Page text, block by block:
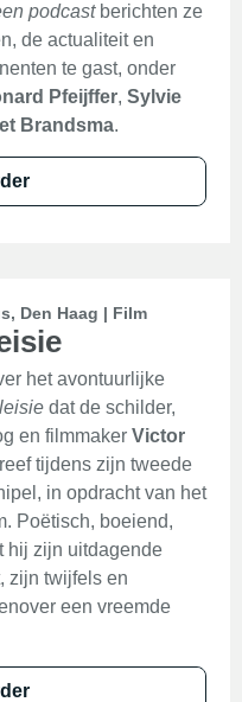
podcast berichten ze
de actualiteit en
te gast, onder
Pfeijffer, Sylvie
Brandsma.
Den Haag | Film
het avontuurlijke
dat de schilder,
en filmmaker Victor
tijdens zijn tweede
in opdracht van het
Poëtisch, boeiend,
hij zijn uitdagende
zijn twijfels en
een vreemde